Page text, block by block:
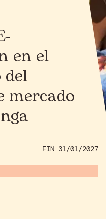
en el
mercado
FIN 31/01/2027